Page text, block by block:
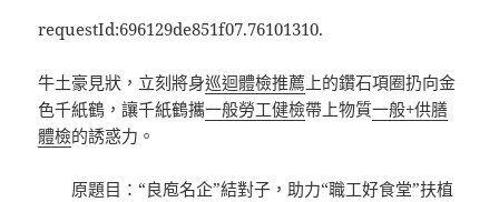
requestId:696129de851f07.76101310.
牛土豪見狀，立刻將身巡迴體檢推薦 上的鑽石項圈扔向金
色千紙鶴，讓千紙鶴攜一般勞工健檢帶上物質一般+供膳
體檢的誘惑力。
原題目：“良庖名企”結對子，助力“職工好食堂”扶植